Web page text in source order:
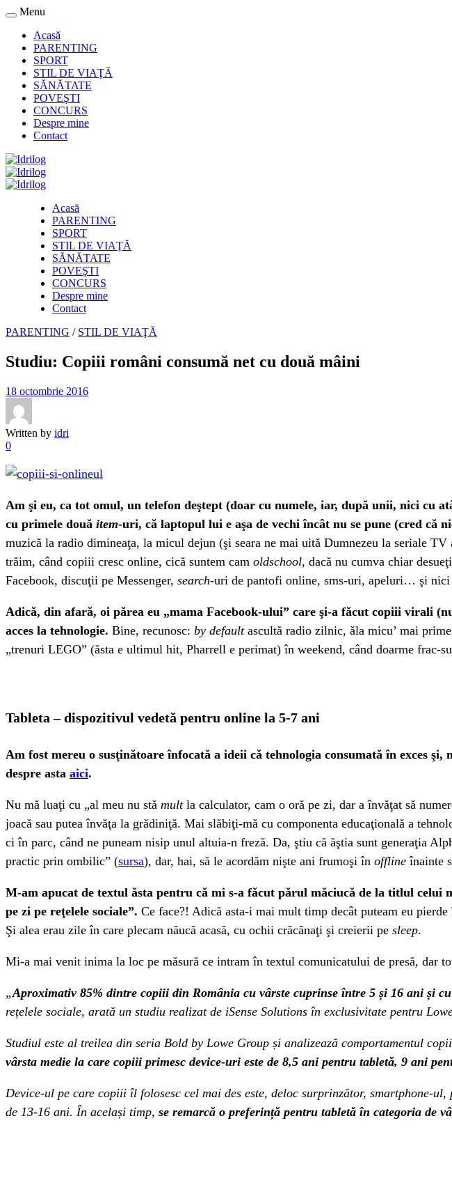
Menu
Acasă
PARENTING
SPORT
STIL DE VIAŢĂ
SĂNĂTATE
POVEŞTI
CONCURS
Despre mine
Contact
Acasă
PARENTING
SPORT
STIL DE VIAŢĂ
SĂNĂTATE
POVEŞTI
CONCURS
Despre mine
Contact
PARENTING / STIL DE VIAŢĂ
Studiu: Copiii români consumă net cu două mâini
18 octombrie 2016
Written by idri
0
Am şi eu, ca tot omul, un telefon deştept (doar cu numele, iar, după unii, nici cu
cu primele două item-uri, că laptopul lui e aşa de vechi încât nu se pune (cred că
muzică la radio dimineaţa, la micul dejun (şi seara ne mai uită Dumnezeu la seriale
trăim, când copiii cresc online, cică suntem cam oldschool, dacă nu cumva chiar
Facebook, discuţii pe Messenger, search-uri de pantofi online, sms-uri, apeluri… şi nici
Adică, din afară, oi părea eu „mama Facebook-ului” care şi-a făcut copiii virali
acces la tehnologie. Bine, recunosc: by default ascultă radio zilnic, ăla micu’ mai
„trenuri LEGO” (ăsta e ultimul hit, Pharrell e perimat) în weekend, când doarme frac-
Tableta – dispozitivul vedetă pentru online la 5-7 ani
Am fost mereu o susţinătoare înfocată a ideii că tehnologia consumată în exces şi,
despre asta aici.
Nu mă luaţi cu „al meu nu stă multla calculator, cam o oră pe zi, dar a învăţat să
joacă sau putea învăţa la grădiniţă. Mai slăbiţi-mă cu componenta educaţională a
ci în parc, când ne puneam nisip unul altuia-n freză. Da, ştiu că ăştia sunt generaţia
practic prin ombilic” (sursa), dar, hai, să le acordăm nişte ani frumoşi în offline înainte
M-am apucat de textul ăsta pentru că mi s-a făcut părul măciucă de la titlul
pe zi pe reţelele sociale”. Ce face?! Adică asta-i mai mult timp decât puteam eu
Şi alea erau zile în care plecam năucă acasă, cu ochii crăcănaţi şi creierii pe sleep.
Mi-a mai venit inima la loc pe măsură ce intram în textul comunicatului de presă, dar
„Aproximativ 85% dintre copiii din România cu vârste cuprinse între 5 și 16 ani și
rețelele sociale, arată un studiu realizat de iSense Solutions în exclusivitate pentru
Studiul este al treilea din seria Bold by Lowe Group și analizează comportamentul
vârsta medie la care copiii primesc device-uri este de 8,5 ani pentru tabletă, 9 ani
Device-ul pe care copiii îl folosesc cel mai des este, deloc surprinzător, smartphone-
de 13-16 ani. În același timp, se remarcă o preferință pentru tabletă în categoria de